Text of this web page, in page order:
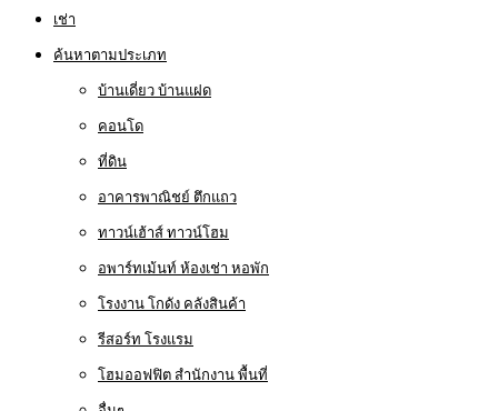
เช่า
ค้นหาตามประเภท
บ้านเดี่ยว บ้านแฝด
คอนโด
ที่ดิน
อาคารพาณิชย์ ตึกแถว
ทาวน์เฮ้าส์ ทาวน์โฮม
อพาร์ทเม้นท์ ห้องเช่า หอพัก
โรงงาน โกดัง คลังสินค้า
รีสอร์ท โรงแรม
โฮมออฟฟิต สำนักงาน พื้นที่